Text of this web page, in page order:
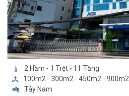
2 Hầm - 1 Trệt - 11 Tầng
100m2 - 300m2 - 450m2 - 900m2
Tây Nam